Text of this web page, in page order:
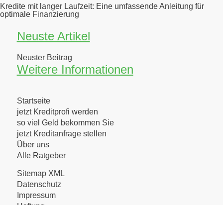
Kredite mit langer Laufzeit: Eine umfassende Anleitung für
optimale Finanzierung
Neuste Artikel
Neuster Beitrag
Weitere Informationen
Startseite
jetzt Kreditprofi werden
so viel Geld bekommen Sie
jetzt Kreditanfrage stellen
Über uns
Alle Ratgeber
Sitemap XML
Datenschutz
Impressum